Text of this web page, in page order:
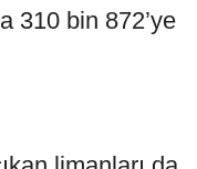
310 bin 872’ye